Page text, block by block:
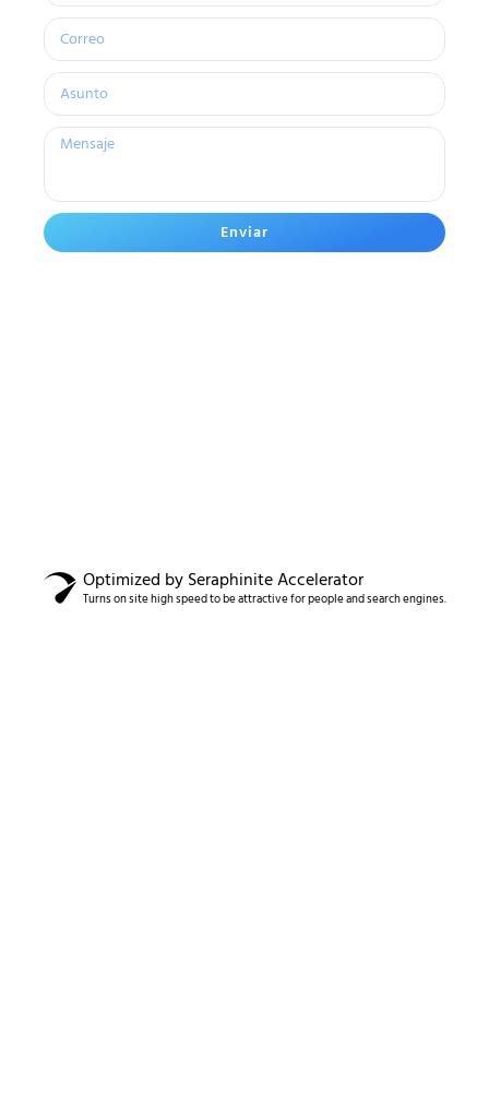
Enviar
Optimized by Seraphinite Accelerator
Turns on site high speed to be attractive for people and search engines.